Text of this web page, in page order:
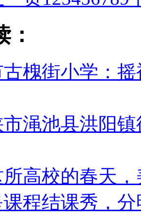
：
槐街小学：
渑池县洪阳
高校的春天
程结课秀，